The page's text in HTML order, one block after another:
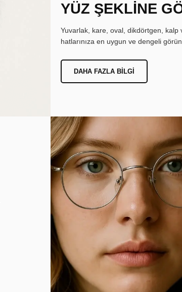
YÜZ ŞEKLİNE
Yuvarlak, kare, oval, dikdörtgen,
hatlarınıza en uygun ve dengeli
DAHA FAZLA BILGI